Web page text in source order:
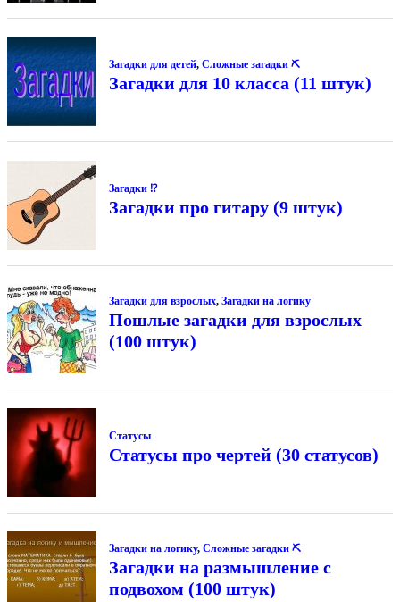
Загадки для детей, Сложные загадки ⛏
Загадки для 10 класса (11 штук)
Загадки ⁉
Загадки про гитару (9 штук)
Загадки для взрослых, Загадки на логику
Пошлые загадки для взрослых
(100 штук)
Статусы
Статусы про чертей (30 статусов)
Загадки на логику, Сложные загадки ⛏
Загадки на размышление с
подвохом (100 штук)